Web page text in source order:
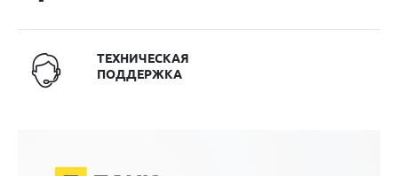
ТЕХНИЧЕСКАЯ
ПОДДЕРЖКА